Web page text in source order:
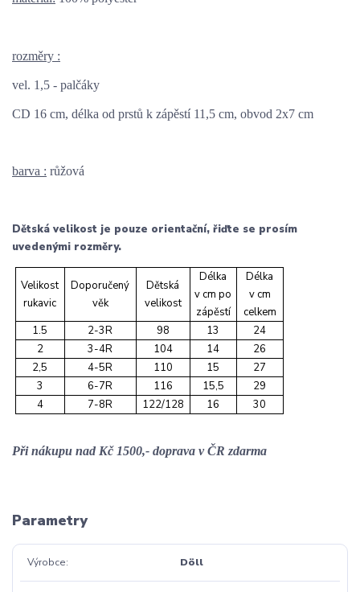
rozměry :
vel. 1,5 - palčáky
CD 16 cm, délka od prstů k zápěstí 11,5 cm, obvod 2x7 cm
barva : růžová
Dětská velikost je pouze orientační, řiďte se prosím
uvedenými rozměry.
Velikost
rukavic
Doporučený
věk
Dětská
velikost
Délka
v cm po
zápěstí
Délka
v cm
celkem
1.5
2-3R 98 13
24
2
3-4R 104 14
26
2,5
4-5R 110 15
27
3
6-7R 116 15,5
29
4
7-8R 122/128 16 30
Při nákupu nad Kč 1500,- doprava v ČR zdarma
Parametry
Výrobce Döll